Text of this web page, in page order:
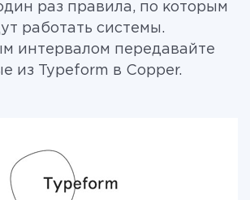
раз правила, по которым
работать системы.
интервалом передавайте
из Typeform в Copper.